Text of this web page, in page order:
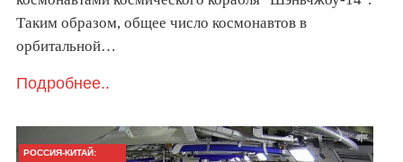
Таким образом, общее число космонавтов в
орбитальной…
Подробнее..
РОССИЯ-КИТАЙ: